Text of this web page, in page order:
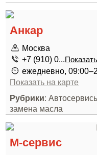
Анкар
Москва
+7 (910) 0...
ежедневно,
Показать на карте
Рубрики:
замена масла
М-сервис